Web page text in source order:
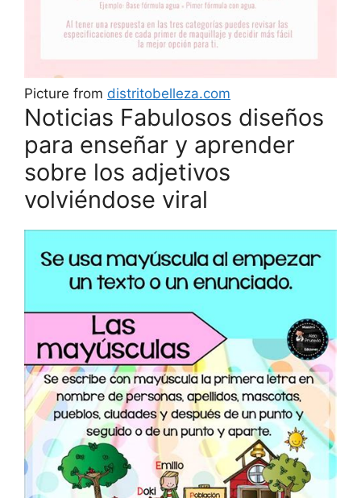
Picture from distritobelleza.com
Noticias Fabulosos diseños
para enseñar y aprender
sobre los adjetivos
volviéndose viral